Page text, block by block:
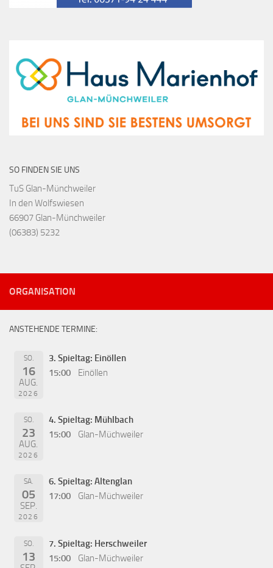
SO FINDEN SIE UNS
TuS Glan-Münchweiler
In den Wolfswiesen
66907 Glan-Münchweiler
(06383) 5232
ORGANISATION
ANSTEHENDE TERMINE:
SO.
16
AUG.
2026
3. Spieltag: Einöllen
15:00
Einöllen
SO.
23
AUG.
2026
4. Spieltag: Mühlbach
15:00
Glan-Müchweiler
SA.
05
SEP.
2026
6. Spieltag: Altenglan
17:00
Glan-Müchweiler
SO.
13
7. Spieltag: Herschweiler
15:00
Glan-Müchweiler